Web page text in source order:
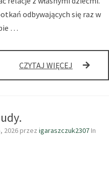
odbywających się raz w
…
CZYTAJ WIĘCEJ
2026 przez igaraszczuk2307 In